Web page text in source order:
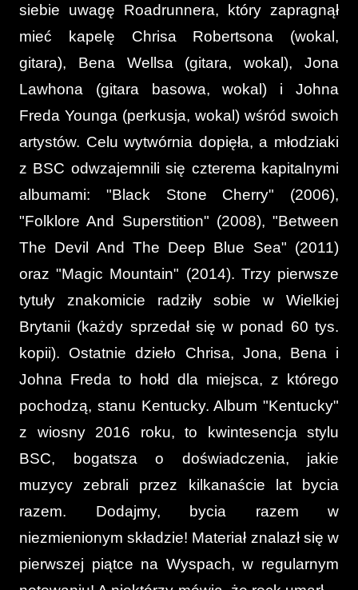
siebie uwagę Roadrunnera, który zapragnął
mieć kapelę Chrisa Robertsona (wokal,
gitara), Bena Wellsa (gitara, wokal), Jona
Lawhona (gitara basowa, wokal) i Johna
Freda Younga (perkusja, wokal) wśród swoich
artystów. Celu wytwórnia dopięła, a młodziaki
z BSC odwzajemnili się czterema kapitalnymi
albumami: "Black Stone Cherry" (2006),
"Folklore And Superstition" (2008), "Between
The Devil And The Deep Blue Sea" (2011)
oraz "Magic Mountain" (2014). Trzy pierwsze
tytuły znakomicie radziły sobie w Wielkiej
Brytanii (każdy sprzedał się w ponad 60 tys.
kopii). Ostatnie dzieło Chrisa, Jona, Bena i
Johna Freda to hołd dla miejsca, z którego
pochodzą, stanu Kentucky. Album "Kentucky"
z wiosny 2016 roku, to kwintesencja stylu
BSC, bogatsza o doświadczenia, jakie
muzycy zebrali przez kilkanaście lat bycia
razem. Dodajmy, bycia razem w
niezmienionym składzie! Materiał znalazł się w
pierwszej piątce na Wyspach, w regularnym